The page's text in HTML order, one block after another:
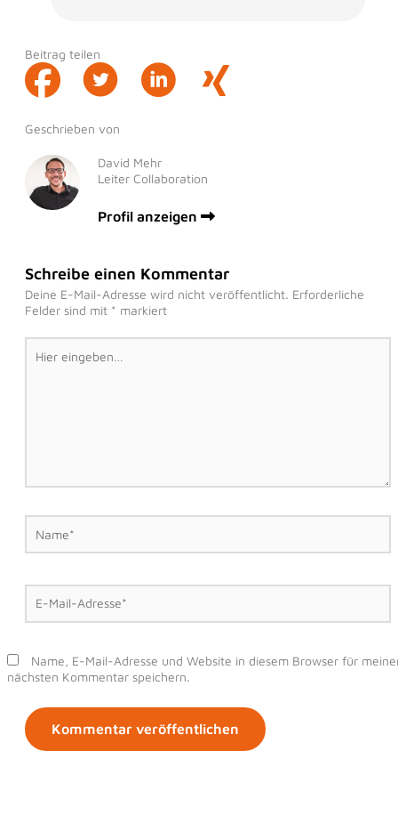
Beitrag teilen
Geschrieben von
David Mehr
Leiter Collaboration
Profil anzeigen
Schreibe einen Kommentar
Deine E-Mail-Adresse wird nicht veröffentlicht. Erforderliche
Felder sind mit * markiert
Hier
eingeben…
Name*
E-
Mail-
Adresse*
Name, E-Mail-Adresse und Website in diesem Browser für
nächsten Kommentar speichern.